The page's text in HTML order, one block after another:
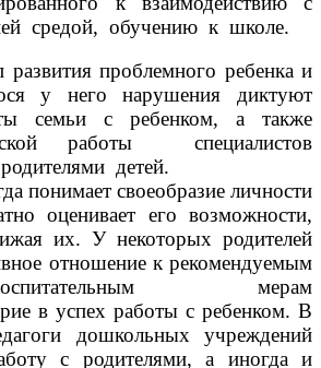
средой, обучению к школе.
проблемного ребенка и
у него нарушения диктуют
семьи с ребенком, а также
работы специалистов
детей.
понимает своеобразие личности
оценивает его возможности,
их. У некоторых родителей
отношение к рекомендуемым
воспитательным мерам
в успех работы с ребенком. В
дошкольных учреждений
с родителями, а иногда и